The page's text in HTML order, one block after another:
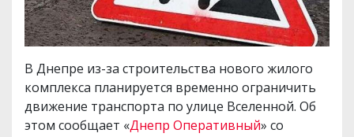
В Днепре из-за строительства нового жилого
комплекса планируется временно ограничить
движение транспорта по улице Вселенной. Об
этом сообщает «Днепр Оперативный» со